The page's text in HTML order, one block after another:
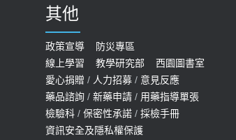
其他
政策宣導
防災專區
線上學習
教學研究部
西園圖書室
愛心捐贈 / 人力招募 / 意見反應
藥品諮詢 / 新藥申請 / 用藥指導單張
檢驗科 / 保密性承諾 / 採檢手冊
資訊安全及隱私權保護